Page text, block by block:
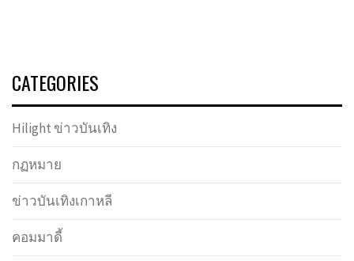
CATEGORIES
Hilight ข่าวบันเทิง
กฏหมาย
ข่าวบันเทิงเกาหลี
คอมมาดี้